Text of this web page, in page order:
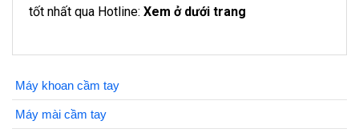
tốt nhất qua Hotline: Xem ở dưới trang
Máy khoan cầm tay
Máy mài cầm tay